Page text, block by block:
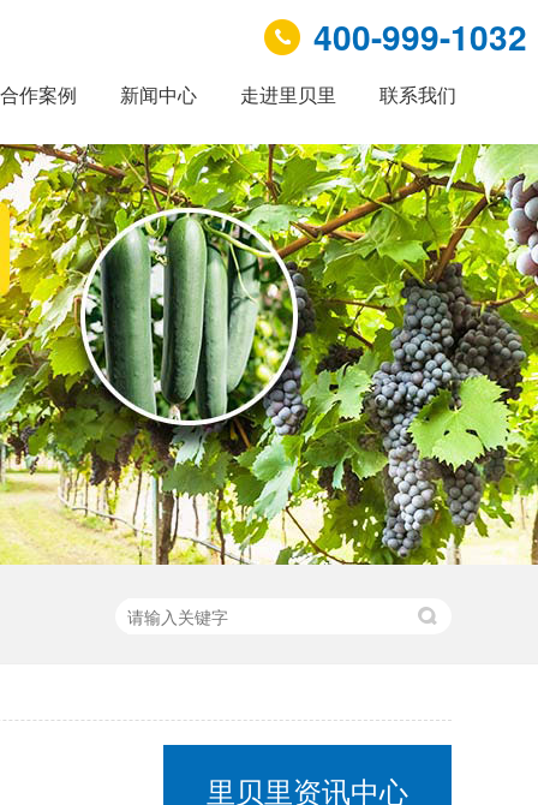
400-999-1032
合作案例 新闻中心 走进里贝里 联系我们
里贝里资讯中心